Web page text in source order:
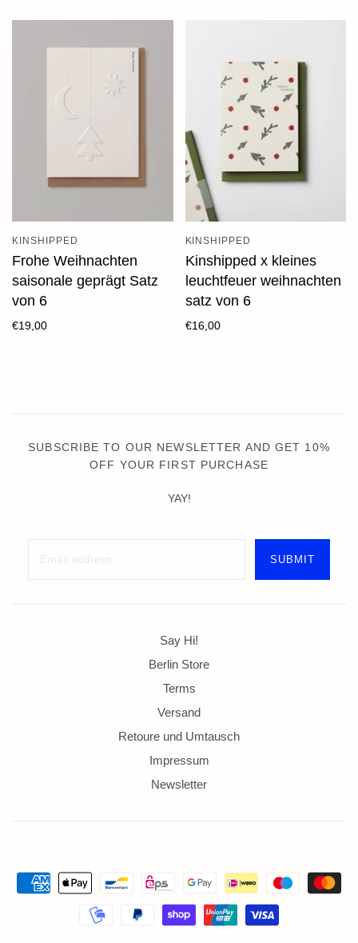
KINSHIPPED
Frohe Weihnachten
saisonale geprägt Satz
von 6
€19,00
KINSHIPPED
Kinshipped x kleines
leuchtfeuer weihnachten
satz von 6
€16,00
SUBSCRIBE TO OUR NEWSLETTER AND GET 10%
OFF YOUR FIRST PURCHASE
YAY!
Say Hi!
Berlin Store
Terms
Versand
Retoure und Umtausch
Impressum
Newsletter